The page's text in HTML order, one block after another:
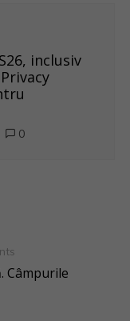
inclusiv
0
Câmpurile